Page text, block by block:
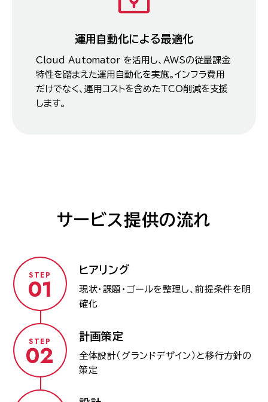
運用自動化による最適化
Cloud Automator を活用し、AWSの従量課金
特性を踏まえた運用自動化を実施。インフラ費用
だけでなく、運用コストを含めたTCO削減を支援
します。
サービス提供の流れ
STEP ヒアリング
現状・課題・ゴールを整理し、前提条件を明
確化
STEP 計画策定
全体設計（グランドデザイン）と移行方針の
策定